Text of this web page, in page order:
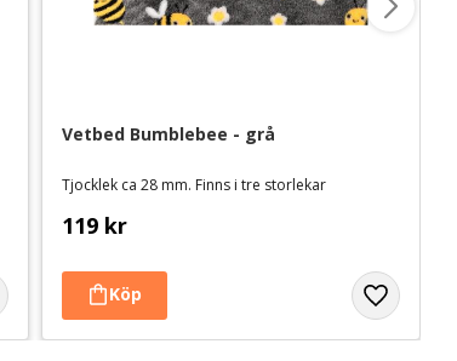
Vetbed Bumblebee - grå
Tjocklek ca 28 mm. Finns i tre storlekar
119 kr